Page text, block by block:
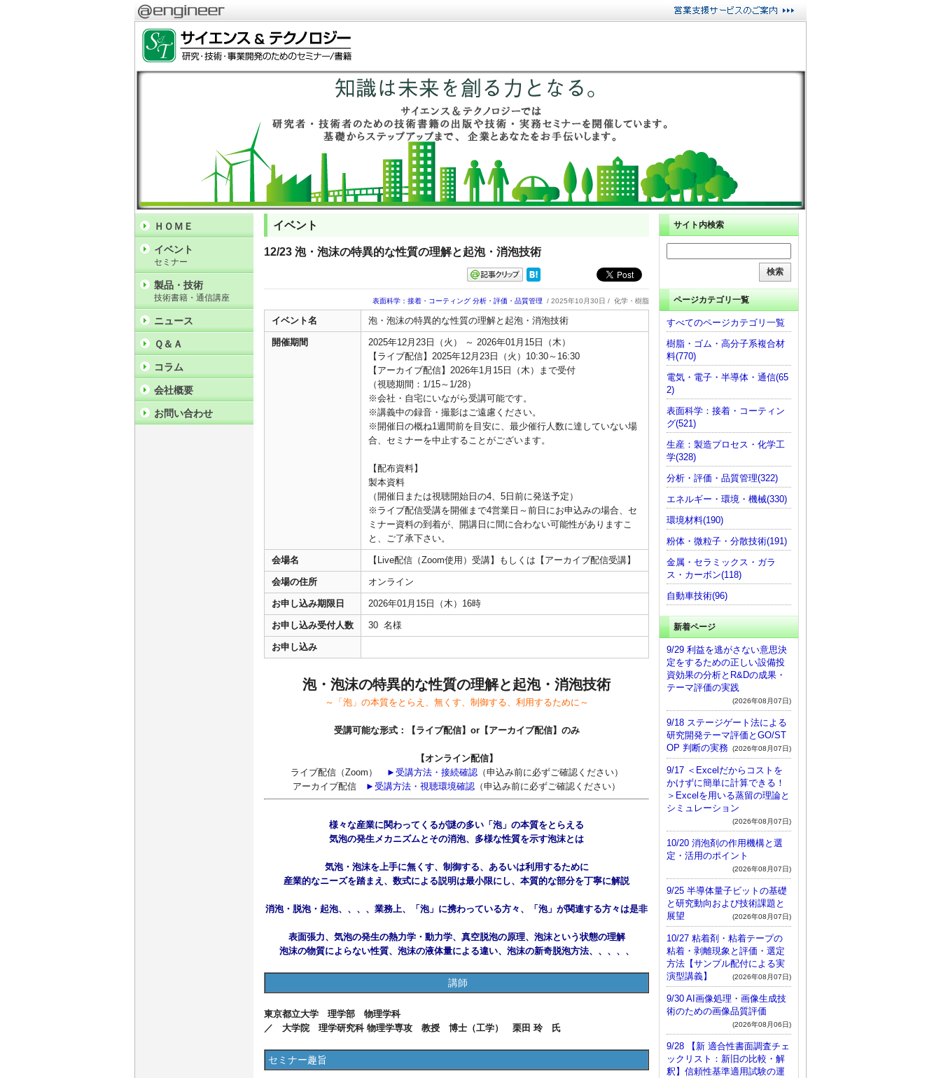
イベント
12/23 泡・泡沫の特異的な性質の理解と起泡・消泡技術
表面科学：接着・コーティング 分析・評価・品質管理 / 2025年10月30日 / 化学・樹脂
イベント名 泡・泡沫の特異的な性質の理解と起泡・消泡技術
開催期間
2025年12月23日（火） ～ 2026年01月15日（木）
【ライブ配信】2025年12月23日（火）10:30～16:30
【アーカイブ配信】2026年1月15日（木）まで受付
（視聴期間：1/15～1/28）
※会社・自宅にいながら受講可能です。
※講義中の録音・撮影はご遠慮ください。
※開催日の概ね1週間前を目安に、最少催行人数に達していない場
合、セミナーを中止することがございます。
【配布資料】
製本資料
（開催日または視聴開始日の4、5日前に発送予定）
※ライブ配信受講を開催まで4営業日～前日にお申込みの場合、セ
ミナー資料の到着が、開講日に間に合わない可能性がありますこ
と、ご了承下さい。
会場名 【Live配信（Zoom使用）受講】もしくは【アーカイブ配信受講】
会場の住所 オンライン
お申し込み期限日 2026年01月15日（木）16時
お申し込み受付人数 30 名様
お申し込み
泡・泡沫の特異的な性質の理解と起泡・消泡技術
～「泡」の本質をとらえ、無くす、制御する、利用するために～
受講可能な形式：【ライブ配信】or【アーカイブ配信】のみ
【オンライン配信】
ライブ配信（Zoom）
►受講方法・接続確認（申込み前に必ずご確認ください）
アーカイブ配信
►受講方法・視聴環境確認 （申込み前に必ずご確認ください）
様々な産業に関わってくるが謎の多い「泡」の本質をとらえる
気泡の発生メカニズムとその消泡、多様な性質を示す泡沫とは
気泡・泡沫を上手に無くす、制御する、あるいは利用するために
産業的なニーズを踏まえ、数式による説明は最小限にし、本質的な部分を丁寧に解説
消泡・脱泡・起泡、、、、業務上、「泡」に携わっている方々、「泡」が関連する方々は是非
表面張力、気泡の発生の熱力学・動力学、真空脱泡の原理、泡沫という状態の理解
泡沫の物質によらない性質、泡沫の液体量による違い、泡沫の新奇脱泡方法、、、、、
講師
東京都立大学 理学部 物理学科
／ 大学院 理学研究科 物理学専攻 教授 博士（工学） 栗田 玲 氏
セミナー趣旨
ＨＯＭＥ
イベント
セミナー
製品・技術
技術書籍・通信講座
ニュース
Ｑ＆Ａ
コラム
会社概要
お問い合わせ
サイト内検索
ページカテゴリ一覧
すべてのページカテゴリ一覧
樹脂・ゴム・高分子系複合材
料(770)
電気・電子・半導体・通信(65
2)
表面科学：接着・コーティン
グ(521)
生産：製造プロセス・化学工
学(328)
分析・評価・品質管理(322)
エネルギー・環境・機械(330)
環境材料(190)
粉体・微粒子・分散技術(191)
金属・セラミックス・ガラ
ス・カーボン(118)
自動車技術(96)
新着ページ
9/29 利益を逃がさない意思決
定をするための正しい設備投
資効果の分析とR&Dの成果・
テーマ評価の実践
(2026年08月07日)
9/18 ステージゲート法による
研究開発テーマ評価とGO/ST
OP 判断の実務 (2026年08月07日)
9/17 ＜Excelだからコストを
かけずに簡単に計算できる！
＞Excelを用いる蒸留の理論と
シミュレーション
(2026年08月07日)
10/20 消泡剤の作用機構と選
定・活用のポイント
(2026年08月07日)
9/25 半導体量子ビットの基礎
と研究動向および技術課題と
展望
(2026年08月07日)
10/27 粘着剤・粘着テープの
粘着・剥離現象と評価・選定
方法【サンプル配付による実
演型講義】
(2026年08月07日)
9/30 AI画像処理・画像生成技
術のための画像品質評価
(2026年08月06日)
9/28 【新 適合性書面調査チェ
ックリスト：新旧の比較・解
釈】信頼性基準適用試験の運